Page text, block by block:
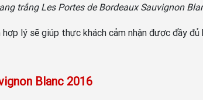
trắng Les Portes de Bordeaux Sauvignon
lý sẽ giúp thực khách cảm nhận được đầy
Blanc 2016